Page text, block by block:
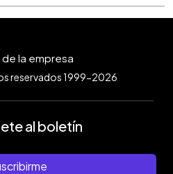
reservados 1999-2026
al boletín